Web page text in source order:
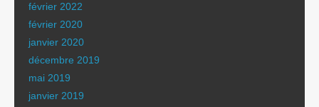
février 2022
février 2020
janvier 2020
décembre 2019
mai 2019
janvier 2019